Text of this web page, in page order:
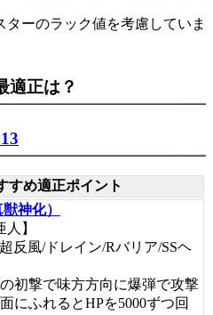
ーのラック値を考慮していま
適正は？
すめ適正ポイント
神化）
人】
反風/ドレイン/Rバリア/SSヘ
初撃で味方方向に爆弾で攻撃
にふれるとHPを5000ずつ回